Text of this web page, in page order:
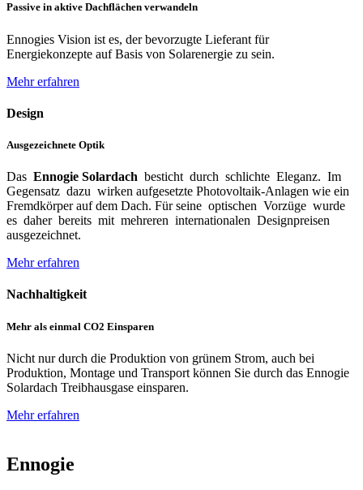
Passive in aktive Dachflächen verwandeln
Ennogies Vision ist es, der bevorzugte Lieferant für
Energiekonzepte auf Basis von Solarenergie zu sein.
Mehr erfahren
Design
Ausgezeichnete Optik
Das Ennogie Solardach besticht durch schlichte Eleganz. Im
Gegensatz dazu wirken aufgesetzte Photovoltaik-Anlagen wie ein
Fremdkörper auf dem Dach. Für seine optischen Vorzüge wurde
es daher bereits mit mehreren internationalen Designpreisen
ausgezeichnet.
Mehr erfahren
Nachhaltigkeit
Mehr als einmal CO2 Einsparen
Nicht nur durch die Produktion von grünem Strom, auch bei
Produktion, Montage und Transport können Sie durch das Ennogie
Solardach Treibhausgase einsparen.
Mehr erfahren
Ennogie